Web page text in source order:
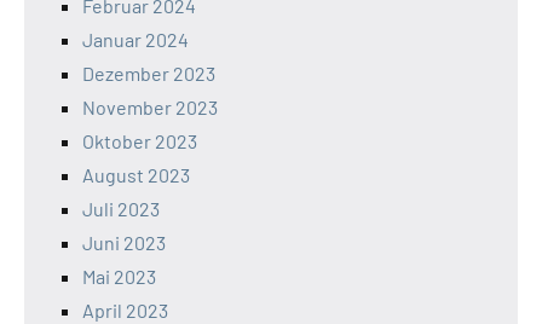
Februar 2024
Januar 2024
Dezember 2023
November 2023
Oktober 2023
August 2023
Juli 2023
Juni 2023
Mai 2023
April 2023